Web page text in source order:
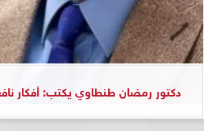
دكتور رمضان طنطاوي يكتب: أفكار